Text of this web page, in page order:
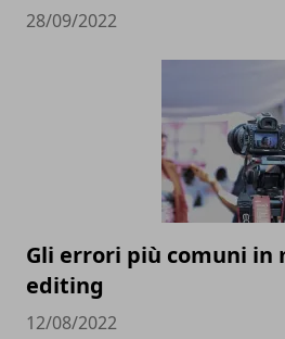
28/09/2022
Gli errori più comuni in
editing
12/08/2022